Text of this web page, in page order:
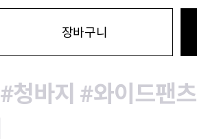
장바구니
#청바지 #와이드팬츠